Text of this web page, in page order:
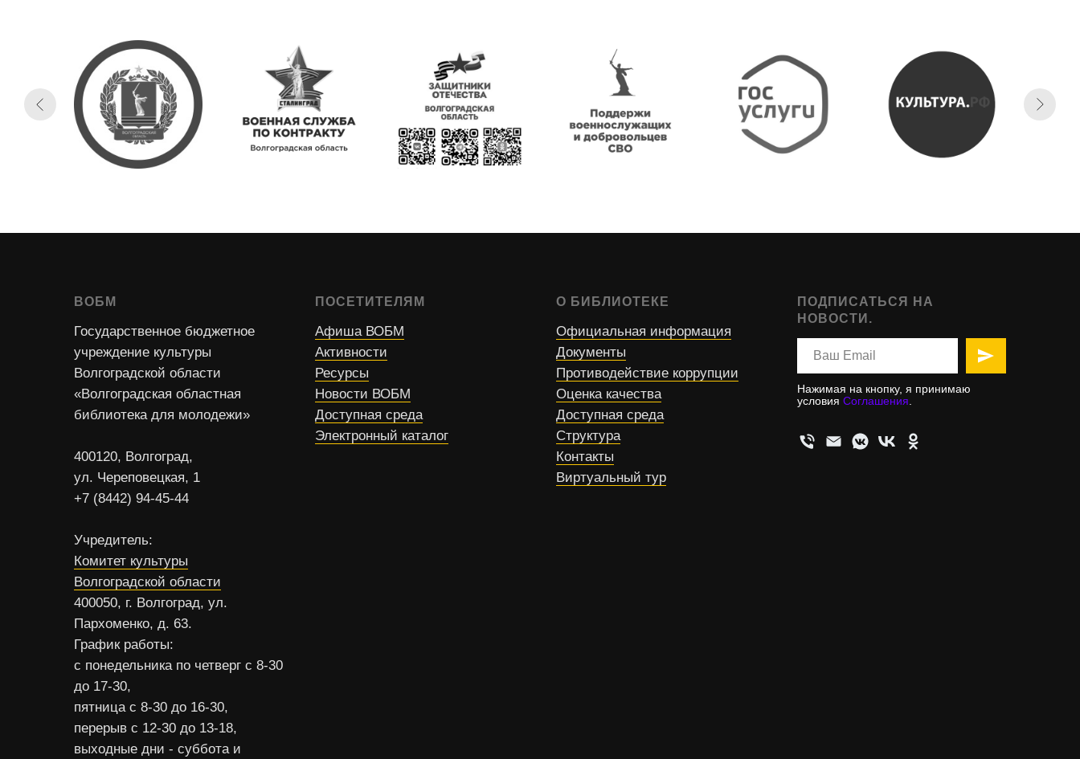
ВОБМ
Государственное бюджетное
учреждение культуры
Волгоградской области
«Волгоградская областная
библиотека для молодежи»
400120, Волгоград,
ул. Череповецкая, 1
+7 (8442) 94-45-44
Учредитель:
Комитет культуры
Волгоградской области
400050, г. Волгоград, ул.
Пархоменко, д. 63.
График работы:
с понедельника по четверг с 8-30
до 17-30,
пятница с 8-30 до 16-30,
перерыв с 12-30 до 13-18,
выходные дни - суббота и
ПОСЕТИТЕЛЯМ
Афиша ВОБМ
Активности
Ресурсы
Новости ВОБМ
Доступная среда
Электронный каталог
О БИБЛИОТЕКЕ
Официальная информация
Документы
Противодействие коррупции
Оценка качества
Доступная среда
Структура
Контакты
Виртуальный тур
ПОДПИСАТЬСЯ НА
НОВОСТИ.
Нажимая на кнопку, я принимаю
условия Соглашения